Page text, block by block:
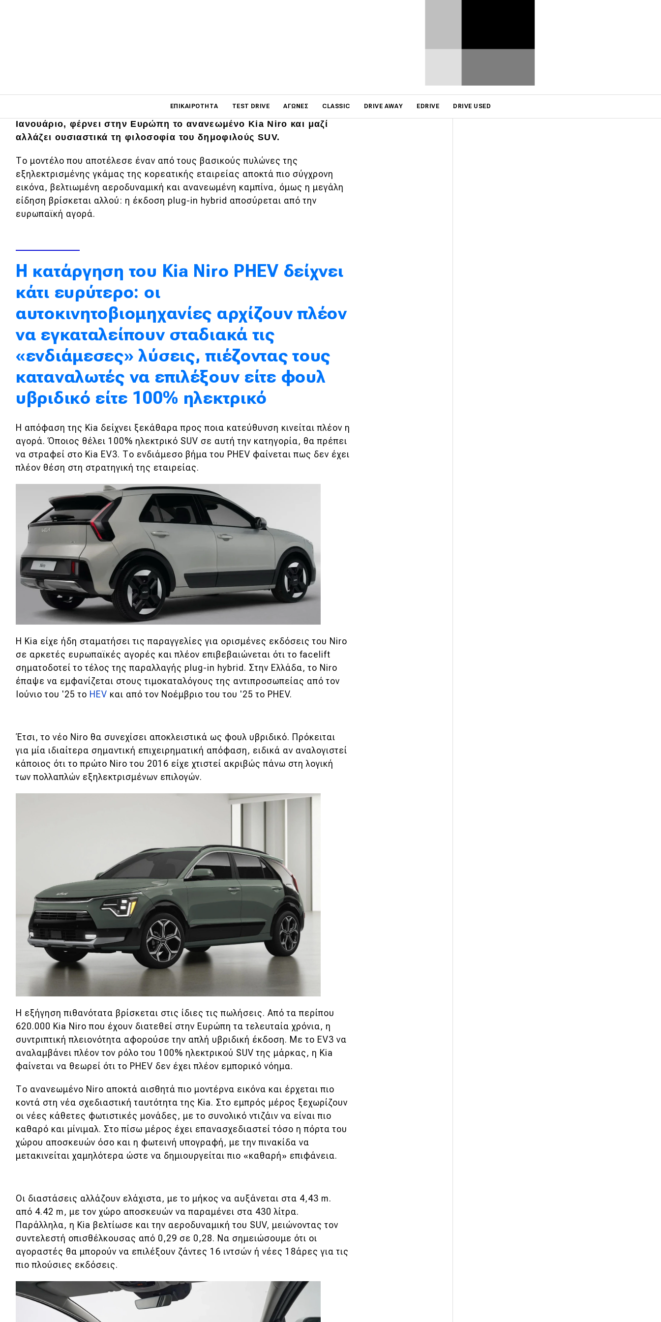
ΕΠΙΚΑΙΡΌΤΗΤΑ TEST DRIVE ΑΓΏΝΕΣ CLASSIC DRIVE AWAY EDRIVE DRIVE USED
Επικαιρότητα
Νέα μοντέλα
Πρωτότυπα
Ελλάδα
Τεχνολογία
Ασφάλεια
Αγορά
Απόψεις
Test Drive
Αποστολή
Συγκρίνουμε
Αγώνες
Formula 1
WRC
Motorsport
Eco
Νέα
Τεχνολογία
Mobility
Σταθμοί φόρτισης
Classic
Νέα
Παρουσιάσεις
DRIVE Away
MOTO
Μεταχειρισμένο
Συμβουλές
ΚΤΕΟ
Οδική βοήθεια
eDRIVE
DRIVE USED
Η κορεατική φίρμα, ύστερα από τηνπαρουσίασή του στη Κορέα τον
Ιανουάριο, φέρνει στην Ευρώπη το ανανεωμένο Kia Niro και μαζί
αλλάζει ουσιαστικά τη φιλοσοφία του δημοφιλούς SUV.
Το μοντέλο που αποτέλεσε έναν από τους βασικούς πυλώνες της
εξηλεκτρισμένης γκάμας της κορεατικής εταιρείας αποκτά πιο σύγχρονη
εικόνα, βελτιωμένη αεροδυναμική και ανανεωμένη καμπίνα, όμως η μεγάλη
είδηση βρίσκεται αλλού: η έκδοση plug-in hybrid αποσύρεται από την
ευρωπαϊκή αγορά.
Η κατάργηση του Kia Niro PHEV δείχνει
κάτι ευρύτερο: οι
αυτοκινητοβιομηχανίες αρχίζουν πλέον
να εγκαταλείπουν σταδιακά τις
«ενδιάμεσες» λύσεις, πιέζοντας τους
καταναλωτές να επιλέξουν είτε φουλ
υβριδικό είτε 100% ηλεκτρικό
Η απόφαση της Kia δείχνει ξεκάθαρα προς ποια κατεύθυνση κινείται πλέον η
αγορά. Όποιος θέλει 100% ηλεκτρικό SUV σε αυτή την κατηγορία, θα πρέπει
να στραφεί στο Kia EV3. Το ενδιάμεσο βήμα του PHEV φαίνεται πως δεν έχει
πλέον θέση στη στρατηγική της εταιρείας.
Η Kia είχε ήδη σταματήσει τις παραγγελίες για ορισμένες εκδόσεις του Niro
σε αρκετές ευρωπαϊκές αγορές και πλέον επιβεβαιώνεται ότι το facelift
σηματοδοτεί το τέλος της παραλλαγής plug-in hybrid. Στην Ελλάδα, το Niro
έπαψε να εμφανίζεται στους τιμοκαταλόγους της αντιπροσωπείας από τον
Ιούνιο του '25 το HEV και από τον Νοέμβριο του του '25 το PHEV.
Έτσι, το νέο Niro θα συνεχίσει αποκλειστικά ως φουλ υβριδικό. Πρόκειται
για μία ιδιαίτερα σημαντική επιχειρηματική απόφαση, ειδικά αν αναλογιστεί
κάποιος ότι το πρώτο Niro του 2016 είχε χτιστεί ακριβώς πάνω στη λογική
των πολλαπλών εξηλεκτρισμένων επιλογών.
Η εξήγηση πιθανότατα βρίσκεται στις ίδιες τις πωλήσεις. Από τα περίπου
620.000 Kia Niro που έχουν διατεθεί στην Ευρώπη τα τελευταία χρόνια, η
συντριπτική πλειονότητα αφορούσε την απλή υβριδική έκδοση. Με το EV3 να
αναλαμβάνει πλέον τον ρόλο του 100% ηλεκτρικού SUV της μάρκας, η Kia
φαίνεται να θεωρεί ότι το PHEV δεν έχει πλέον εμπορικό νόημα.
Το ανανεωμένο Niro αποκτά αισθητά πιο μοντέρνα εικόνα και έρχεται πιο
κοντά στη νέα σχεδιαστική ταυτότητα της Kia. Στο εμπρός μέρος ξεχωρίζουν
οι νέες κάθετες φωτιστικές μονάδες, με το συνολικό ντιζάιν να είναι πιο
καθαρό και μίνιμαλ. Στο πίσω μέρος έχει επανασχεδιαστεί τόσο η πόρτα του
χώρου αποσκευών όσο και η φωτεινή υπογραφή, με την πινακίδα να
μετακινείται χαμηλότερα ώστε να δημιουργείται πιο «καθαρή» επιφάνεια.
Οι διαστάσεις αλλάζουν ελάχιστα, με το μήκος να αυξάνεται στα 4,43 m.
από 4.42 m, με τον χώρο αποσκευών να παραμένει στα 430 λίτρα.
Παράλληλα, η Kia βελτίωσε και την αεροδυναμική του SUV, μειώνοντας τον
συντελεστή οπισθέλκουσας από 0,29 σε 0,28. Να σημειώσουμε ότι οι
αγοραστές θα μπορούν να επιλέξουν ζάντες 16 ιντσών ή νέες 18άρες για τις
πιο πλούσιες εκδόσεις.